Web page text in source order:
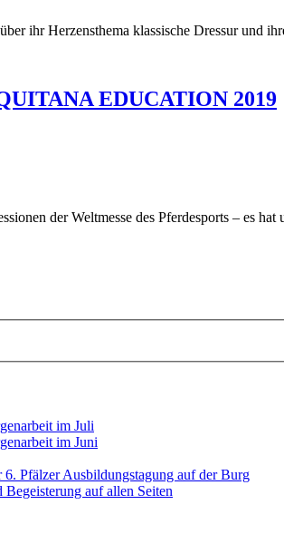
ihr Herzensthema klassische Dressur und
EDUCATION 2019
der Weltmesse des Pferdesports – es
im Juli
im Juni
Pfälzer Ausbildungstagung auf der Burg
auf allen Seiten